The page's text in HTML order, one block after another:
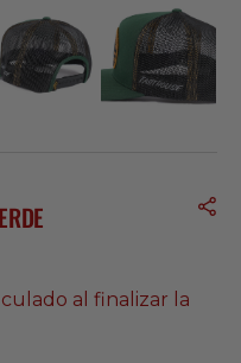
al finalizar la